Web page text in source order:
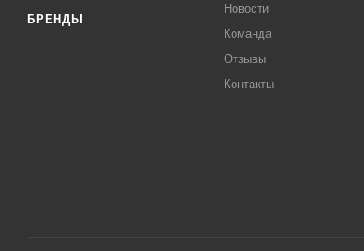
БРЕНДЫ
Новости
Команда
Отзывы
Контакты